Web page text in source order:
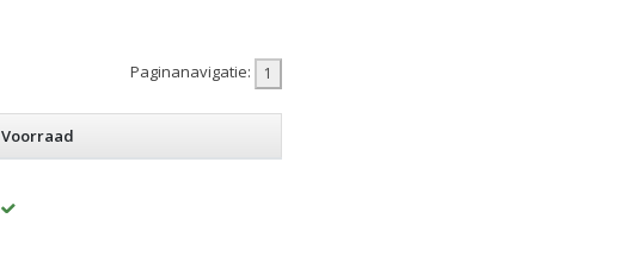
Paginanavigatie:
Voorraad